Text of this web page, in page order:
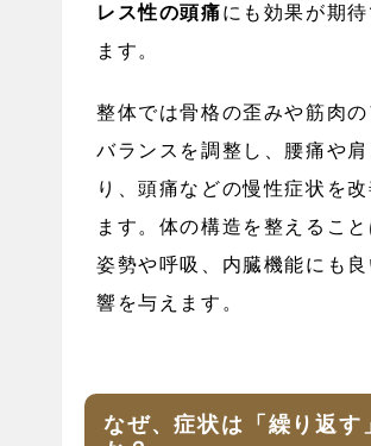
レス性の頭痛にも効果が期待
ます。
整体では骨格の歪みや筋肉の
バランスを調整し、腰痛や肩
り、頭痛などの慢性症状を改
ます。体の構造を整えること
姿勢や呼吸、内臓機能にも良
響を与えます。
なぜ、症状は「繰り返す